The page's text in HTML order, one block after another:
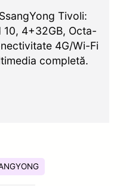
Tivoli:
10, 4+32GB, Octa-
4G/Wi-Fi
completă.